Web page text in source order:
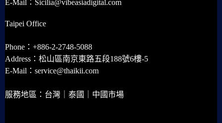
E-Mail：Sicilia@vibeasiadigital.com
Taipei Office
Phone：+886-2-2748-5088
Address：松山區南京東路五段188號6樓-5
E-Mail：service@thaikii.com
服務地區：台灣｜泰國｜中國市場